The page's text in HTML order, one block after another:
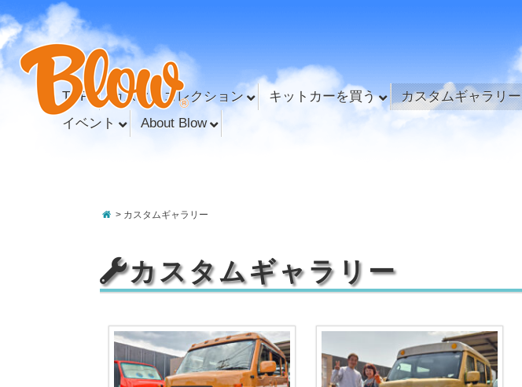
TOP カスタムコレクション キットカーを買う カスタムギャラリー
イベント
About Blow
> カスタムギャラリー
カスタムギャラリー